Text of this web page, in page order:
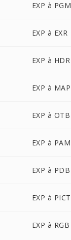
EXP à PGM
EXP à EXR
EXP à HDR
EXP à MAP
EXP à OTB
EXP à PAM
EXP à PDB
EXP à PICT
EXP à RGB